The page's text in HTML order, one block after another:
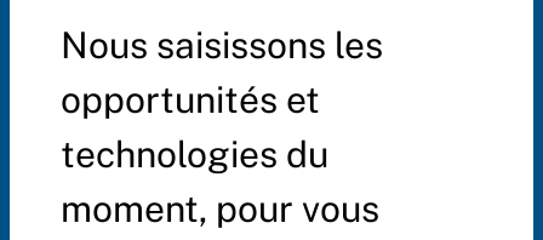
Nous saisissons les
opportunités et
technologies du
moment, pour vous